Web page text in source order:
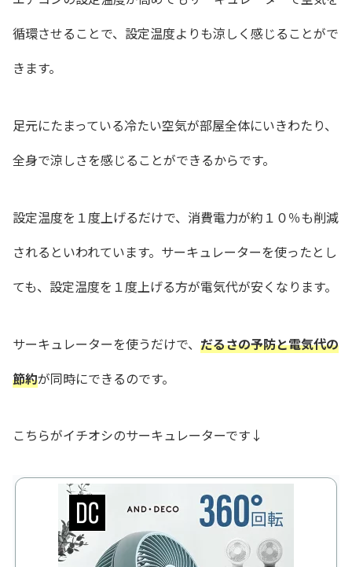
循環させることで、設定温度よりも涼しく感じることがで
きます。
足元にたまっている冷たい空気が部屋全体にいきわたり、
全身で涼しさを感じることができるからです。
設定温度を１度上げるだけで、消費電力が約１０％も削減
されるといわれています。サーキュレーターを使ったとし
ても、設定温度を１度上げる方が電気代が安くなります。
サーキュレーターを使うだけで、 だるさの予防と電気代の
節約が同時にできるのです。
こちらがイチオシのサーキュレーターです↓